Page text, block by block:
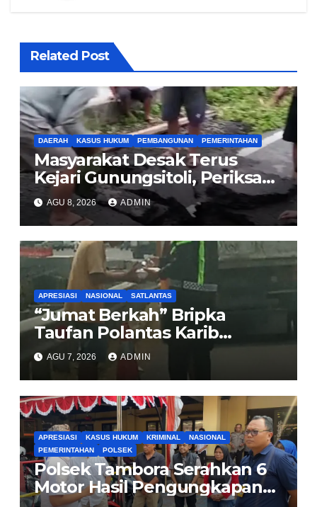
Related Post
DAERAH KASUS HUKUM PEMBANGUNAN PEMERINTAHAN
Masyarakat Desak Terus
Kejari Gunungsitoli, Periksa
dan Usut Tuntas Dugaan
Korupsi Proyek Jalan
Sirombu-Afulu (MYC) Senilai
Rp321 Miliar
AGU 8, 2026 ADMIN
APRESIASI NASIONAL SATLANTAS
“Jumat Berkah” Bripka
Taufan Polantas Karib
Bagikan Nasi Kotak untuk
Sopir Truk yang Mogok di KM
00 Pondok Aren
AGU 7, 2026 ADMIN
APRESIASI KASUS HUKUM KRIMINAL
NASIONAL
PEMERINTAHAN
POLSEK
Polsek Tambora Serahkan 6
Motor Hasil Pengungkapan